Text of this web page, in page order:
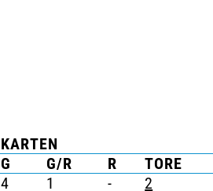
KARTEN
G G/R R TORE
4 1 - 2